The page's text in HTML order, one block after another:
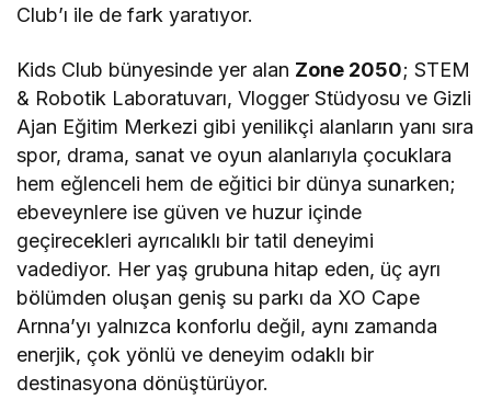
Club’ı ile de fark yaratıyor.
Kids Club bünyesinde yer alan Zone 2050; STEM
& Robotik Laboratuvarı, Vlogger Stüdyosu ve Gizli
Ajan Eğitim Merkezi gibi yenilikçi alanların yanı sıra
spor, drama, sanat ve oyun alanlarıyla çocuklara
hem eğlenceli hem de eğitici bir dünya sunarken;
ebeveynlere ise güven ve huzur içinde
geçirecekleri ayrıcalıklı bir tatil deneyimi
vadediyor. Her yaş grubuna hitap eden, üç ayrı
bölümden oluşan geniş su parkı da XO Cape
Arnna’yı yalnızca konforlu değil, aynı zamanda
enerjik, çok yönlü ve deneyim odaklı bir
destinasyona dönüştürüyor.